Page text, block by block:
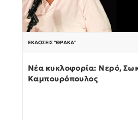
ΕΚΔΌΣΕΙΣ "ΘΡΆΚΑ"
Νέα κυκλοφορία: Νερό,
Καμπουρόπουλος